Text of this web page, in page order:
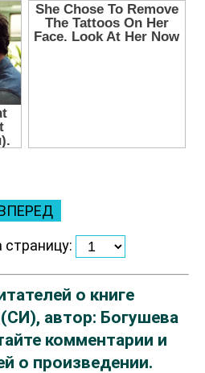
страницу:
о книге
автор: Богушева
комментарии и
о произведении.